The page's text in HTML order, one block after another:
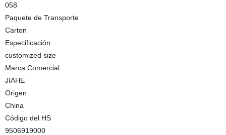
058
Paquete de Transporte
Carton
Especificación
customized size
Marca Comercial
JIAHE
Origen
China
Código del HS
9506919000